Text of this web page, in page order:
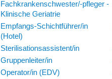
Fachkrankenschwester/-pfleger -
Klinische Geriatrie
Empfangs-Schichtführer/in
(Hotel)
Sterilisationsassistent/in
Gruppenleiter/in
Operator/in (EDV)